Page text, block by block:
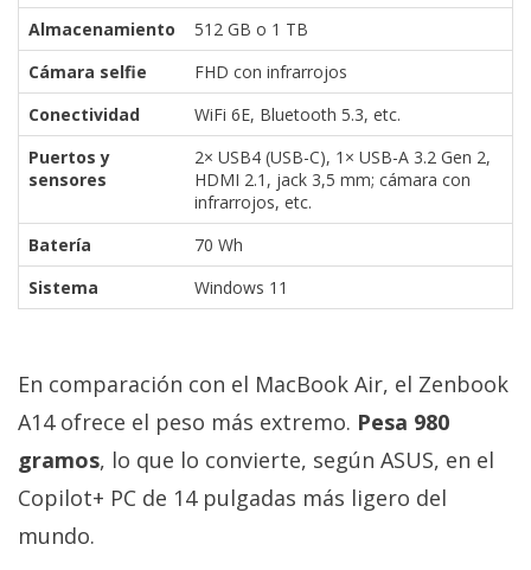
Almacenamiento
512 GB o 1 TB
Cámara selfie
FHD con infrarrojos
Conectividad
WiFi 6E, Bluetooth 5.3, etc.
Puertos y
sensores
2× USB4 (USB-C), 1× USB-A 3.2 Gen 2,
HDMI 2.1, jack 3,5 mm; cámara con
infrarrojos, etc.
Batería
70 Wh
Sistema
Windows 11
En comparación con el MacBook Air, el Zenbook
A14 ofrece el peso más extremo. Pesa 980
gramos, lo que lo convierte, según ASUS, en el
Copilot+ PC de 14 pulgadas más ligero del
mundo.